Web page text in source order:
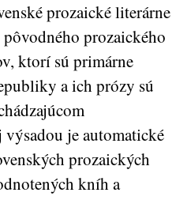
prozaické literárne
prozaického
ktorí sú primárne
a ich prózy sú
je automatické
prozaických
kníh a